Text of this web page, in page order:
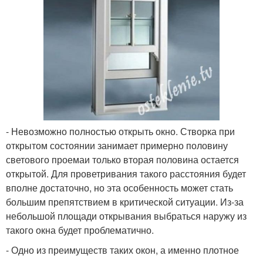
- Невозможно полностью открыть окно. Створка при
открытом состоянии занимает примерно половину
светового проемаи только вторая половина остается
открытой. Для проветривания такого расстояния будет
вполне достаточно, но эта особенность может стать
большим препятствием в критической ситуации. Из-за
небольшой площади открывания выбраться наружу из
такого окна будет проблематично.
- Одно из преимуществ таких окон, а именно плотное